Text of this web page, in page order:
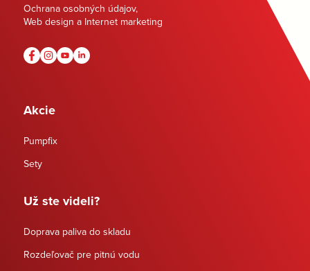
Ochrana osobných údajov,
Web design a Internet marketing
Akcie
Pumpfix
Sety
Už ste videli?
Doprava paliva do skladu
Rozdeľovač pre pitnú vodu